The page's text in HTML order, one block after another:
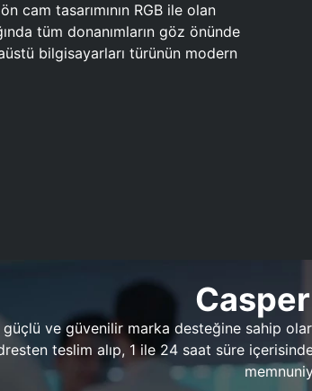
cam tasarımının RGB ile olan
tüm donanımların göz önünde
bilgisayarları türünün modern
ve güvenilir marka desteğine sahip
teslim alıp, 1 ile 24 saat süre